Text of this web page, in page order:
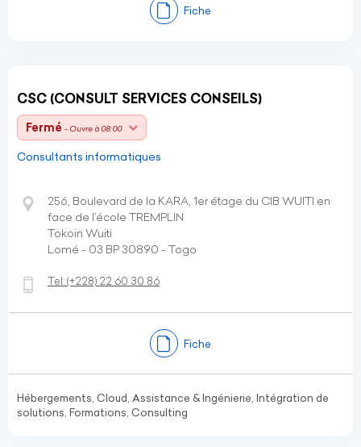
Fiche
CSC (CONSULT SERVICES CONSEILS)
Fermé - Ouvre à 08:00
Consultants informatiques
256, Boulevard de la KARA, 1er étage du CIB WUITI en
face de l’école TREMPLIN
Tokoin Wuiti
Lomé - 03 BP 30890 - Togo
Tel:(+228) 22 60 30 86
Fiche
Hébergements, Cloud, Assistance & Ingénierie, Intégration de
solutions, Formations, Consulting